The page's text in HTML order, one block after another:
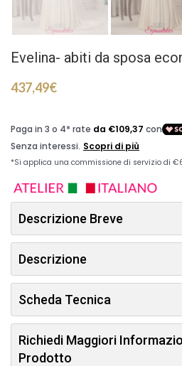
Evelina- abiti da sposa
437,49€
Descrizione Breve
Descrizione
Scheda Tecnica
Richiedi Maggiori
Prodotto